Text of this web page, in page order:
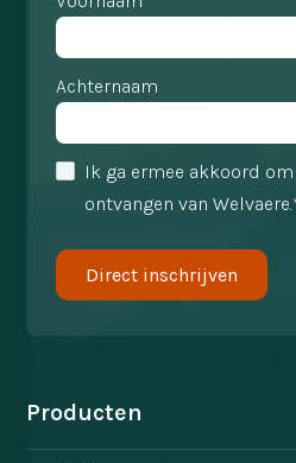
Achternaam
Ik ga ermee akkoord
ontvangen van
Producten